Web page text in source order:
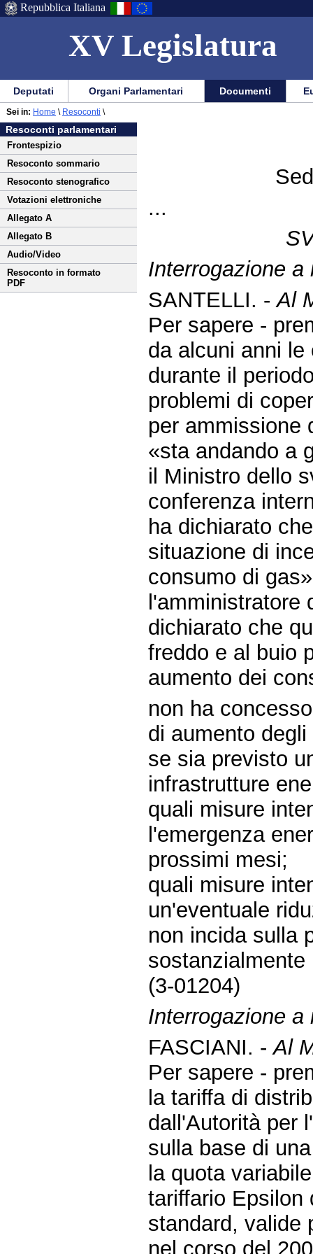
XV Legislatura
Menu
di
ausilio
alla
navigazione
Vai
Menu
di
navigazione
principale
Repubblica Italiana
Menu
di
navigazione
principale
Vai
menu
di
sezione
Deputati Organi Parlamentari Documenti
Vai
al
contenuto
Resoconti parlamentari
Frontespizio
Resoconto sommario
Resoconto stenografico
Votazioni elettroniche
Allegato A
Allegato B
Audio/Video
Resoconto in formato
PDF
Sei in: Home \ Resoconti \
...
Interrogazione a
SANTELLI. -Al
Per sapere -
da alcuni anni
durante il
problemi di
per ammissione
«sta andando a
il Ministro dello
conferenza
ha dichiarato
situazione di
consumo di
l'amministratore
dichiarato che
freddo e al buio
aumento dei
non ha
di aumento
se sia previsto
infrastrutture
quali misure
l'emergenza
prossimi mesi;
quali misure
un'eventuale
non incida sulla
(3-01204)
Interrogazione
FASCIANI. -Al
Per sapere -
la tariffa di
dall'Autorità per
sulla base di
la quota
tariffario Epsilon
standard, valide
nel corso del